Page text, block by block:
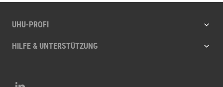
UHU-PROFI
HILFE & UNTERSTÜTZUNG